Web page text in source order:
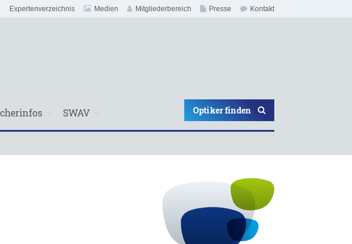
Kontakt
Presse
Mitgliederbereich
Medien
Expertenverzeichnis
SWAV Optiker finden